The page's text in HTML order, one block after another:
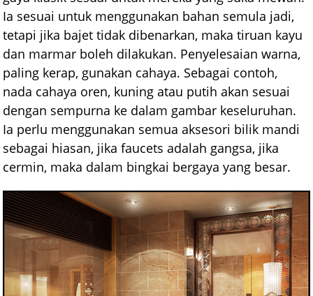
Ia sesuai untuk menggunakan bahan semula jadi,
tetapi jika bajet tidak dibenarkan, maka tiruan kayu
dan marmar boleh dilakukan. Penyelesaian warna,
paling kerap, gunakan cahaya. Sebagai contoh,
nada cahaya oren, kuning atau putih akan sesuai
dengan sempurna ke dalam gambar keseluruhan.
Ia perlu menggunakan semua aksesori bilik mandi
sebagai hiasan, jika faucets adalah gangsa, jika
cermin, maka dalam bingkai bergaya yang besar.